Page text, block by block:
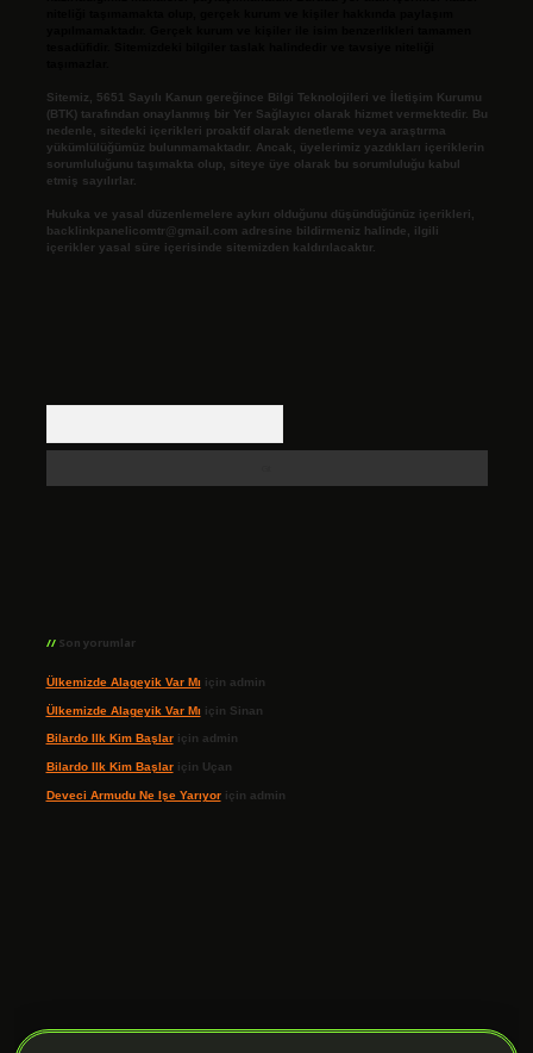
Sitemiz, 5651 Sayılı Kanun gereğince Bilgi Teknolojileri ve İletişim Kurumu
(BTK) tarafından onaylanmış bir Yer Sağlayıcı olarak hizmet vermektedir. Bu
nedenle, sitedeki içerikleri proaktif olarak denetleme veya araştırma
yükümlülüğümüz bulunmamaktadır. Ancak, üyelerimiz yazdıkları içeriklerin
sorumluluğunu taşımakta olup, siteye üye olarak bu sorumluluğu kabul
etmiş sayılırlar.
Hukuka ve yasal düzenlemelere aykırı olduğunu düşündüğünüz içerikleri,
backlinkpanelicomtr@gmail.com adresine bildirmeniz halinde, ilgili
içerikler yasal süre içerisinde sitemizden kaldırılacaktır.
Son yorumlar
Ülkemizde Alageyik Var Mı için admin
Ülkemizde Alageyik Var Mı için Sinan
Bilardo Ilk Kim Başlariçin admin
Bilardo Ilk Kim Başlariçin Uçan
Deveci Armudu Ne Işe Yarıyoriçin admin